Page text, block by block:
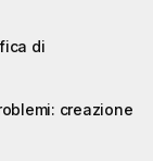
di
creazione